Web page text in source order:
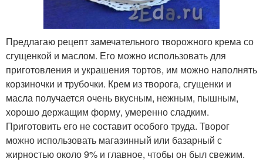
Предлагаю рецепт замечательного творожного крема со
сгущенкой и маслом. Его можно использовать для
приготовления и украшения тортов, им можно наполнять
корзиночки и трубочки. Крем из творога, сгущенки и
масла получается очень вкусным, нежным, пышным,
хорошо держащим форму, умеренно сладким.
Приготовить его не составит особого труда. Творог
можно использовать магазинный или базарный с
жирностью около 9% и главное, чтобы он был свежим.